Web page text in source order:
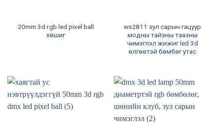
20mm 3d rgb led pixel ball
хөшиг
ws2811 зул сарын гацуур
модны тайзны таазны
чимэглэл жижиг led 3d
өлгөөтэй бөмбөг утас